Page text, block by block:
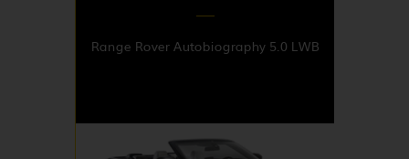
Range Rover Autobiography 5.0 LWB